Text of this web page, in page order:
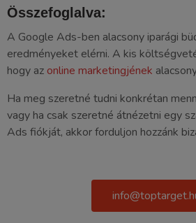
Összefoglalva:
A Google Ads-ben alacsony iparági
eredményeket elérni. A kis
hogy az online marketingjének
Ha meg szeretné tudni konkrétan
vagy ha csak szeretné átnézetni egy
Ads fiókját, akkor forduljon hozzánk